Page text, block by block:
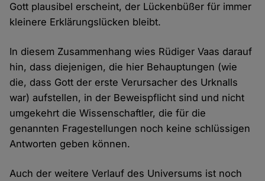
Gott plausibel erscheint, der Lückenbüßer für immer
kleinere Erklärungslücken bleibt.
In diesem Zusammenhang wies Rüdiger Vaas darauf
hin, dass diejenigen, die hier Behauptungen (wie
die, dass Gott der erste Verursacher des Urknalls
war) aufstellen, in der Beweispflicht sind und nicht
umgekehrt die Wissenschaftler, die für die
genannten Fragestellungen noch keine schlüssigen
Antworten geben können.
Auch der weitere Verlauf des Universums ist noch